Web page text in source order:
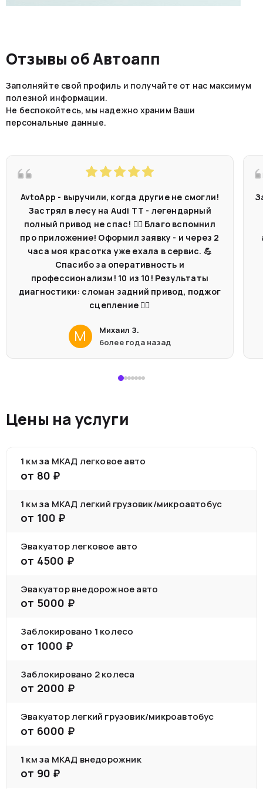
Отзывы об Автоапп
Заполняйте свой профиль и получайте от нас максимум
полезной информации.
Не беспокойтесь, мы надежно храним Ваши
персональные данные.
AvtoApp - выручили, когда другие не смогли!
Застрял в лесу на Audi TT - легендарный
полный привод не спас! 🤷‍♂️ Благо вспомнил
про приложение! Оформил заявку - и через 2
часа моя красотка уже ехала в сервис. 💪
Спасибо за оперативность и
профессионализм! 10 из 10! Результаты
диагностики: сломан задний привод, поджог
сцепление 🤦‍♂️
М
Михаил З.
более года назад
Цены на услуги
1 км за МКАД легковое авто
от 80 ₽
1 км за МКАД легкий грузовик/микроавтобус
от 100 ₽
Эвакуатор легковое авто
от 4500 ₽
Эвакуатор внедорожное авто
от 5000 ₽
Заблокировано 1 колесо
от 1000 ₽
Заблокировано 2 колеса
от 2000 ₽
Эвакуатор легкий грузовик/микроавтобус
от 6000 ₽
1 км за МКАД внедорожник
от 90 ₽